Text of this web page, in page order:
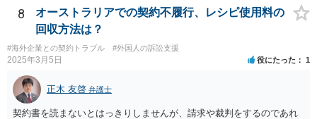
8
オーストラリアでの契約不履行、レシピ使用料の
回収方法は？
#海外企業との契約トラブル #外国人の訴訟支援
2025年3月5日 役にたった 1
正木 友啓 弁護士
契約書を読まないとはっきりしませんが、請求や裁判をするのであれ